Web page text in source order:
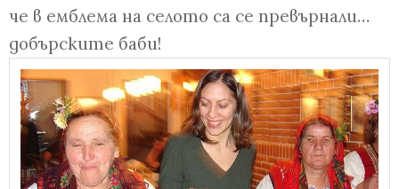
че в емблема на селото са се превърнали…
добърските баби!